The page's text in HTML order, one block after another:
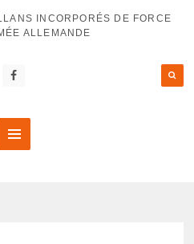
INCORPORÉS DE FORCE
ALLEMANDE